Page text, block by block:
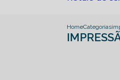
HomeCategorias